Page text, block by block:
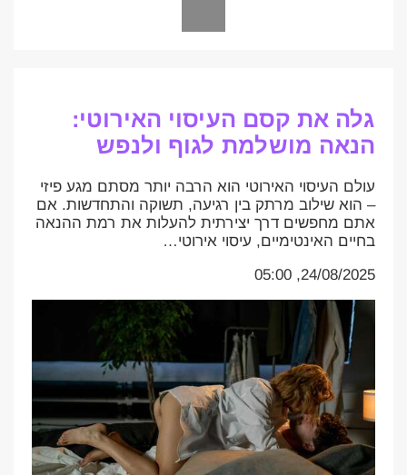
גלה את קסם העיסוי האירוטי:
הנאה מושלמת לגוף ולנפש
עולם העיסוי האירוטי הוא הרבה יותר מסתם מגע פיזי
– הוא שילוב מרתק בין רגיעה, תשוקה והתחדשות. אם
אתם מחפשים דרך יצירתית להעלות את רמת ההנאה
בחיים האינטימיים, עיסוי אירוטי…
24/08/2025, 05:00